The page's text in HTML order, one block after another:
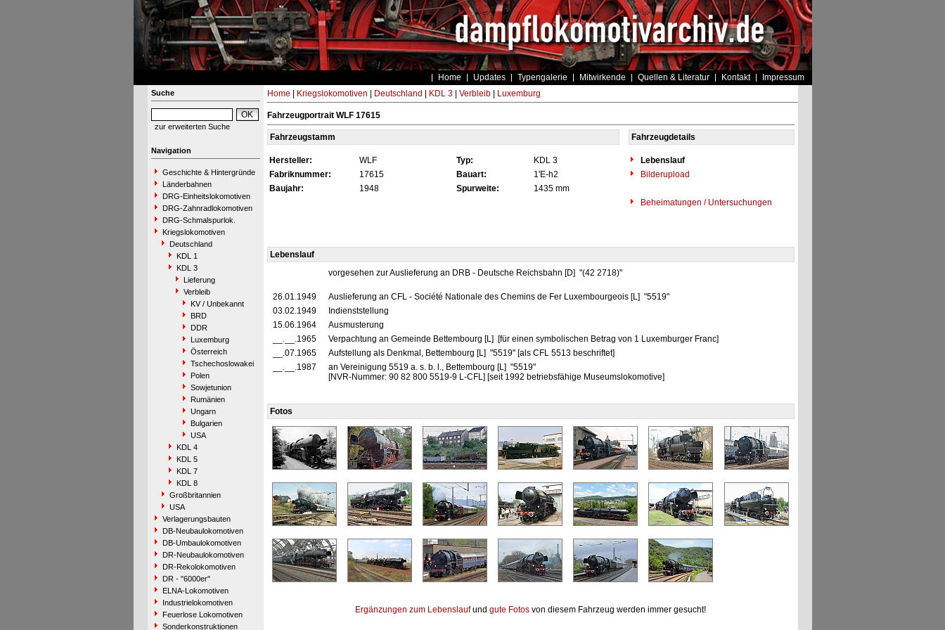
Home Updates Typengalerie Mitwirkende Quellen & Literatur Kontakt Impressum
Suche
zur erweiterten Suche
Navigation
Geschichte & Hintergründe
Länderbahnen
DRG-Einheitslokomotiven
DRG-Zahnradlokomotiven
DRG-Schmalspurlok.
Kriegslokomotiven
Deutschland
KDL 1
KDL 3
Lieferung
Verbleib
KV / Unbekannt
BRD
DDR
Luxemburg
Österreich
Tschechoslowakei
Polen
Sowjetunion
Rumänien
Ungarn
Bulgarien
USA
KDL 4
KDL 5
KDL 7
KDL 8
Großbritannien
USA
Verlagerungsbauten
DB-Neubaulokomotiven
DB-Umbaulokomotiven
DR-Neubaulokomotiven
DR-Rekolokomotiven
DR - "6000er"
ELNA-Lokomotiven
Industrielokomotiven
Feuerlose Lokomotiven
Sonderkonstruktionen
Home Kriegslokomotiven Deutschland KDL 3| Verbleib| Luxemburg
Fahrzeugportrait WLF 17615
Fahrzeugstamm Fahrzeugdetails
Hersteller: WLF Typ: KDL 3
Lebenslauf
Fabriknummer:
17615 Bauart: 1'E-h2
Bilderupload
Baujahr:
1948 Spurweite:
1435 mm
Beheimatungen / Untersuchungen
Lebenslauf
vorgesehen zur Auslieferung an DRB - Deutsche Reichsbahn [D] "(42 2718)"
26.01.1949
Auslieferung an CFL - Société Nationale des Chemins de Fer Luxembourgeois [L] "5519"
03.02.1949
Indienststellung
15.06.1964
Ausmusterung
__.__.1965
Verpachtung an Gemeinde Bettembourg [L] [für einen symbolischen Betrag von 1 Luxemburger Franc]
__.07.1965
Aufstellung als Denkmal, Bettembourg [L] "5519" [als CFL 5513 beschriftet]
__.__.1987
an Vereinigung 5519 a. s. b. l., Bettembourg [L] "5519"
[NVR-Nummer: 90 82 800 5519-9 L-CFL] [seit 1992 betriebsfähige Museumslokomotive]
Fotos
Ergänzungen zum Lebenslaufund gute Fotos von diesem Fahrzeug werden immer gesucht!